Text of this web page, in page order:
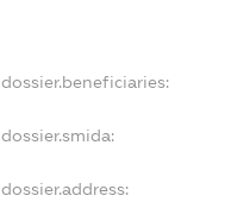
dossier.beneficiaries:
dossier.smida:
dossier.address: